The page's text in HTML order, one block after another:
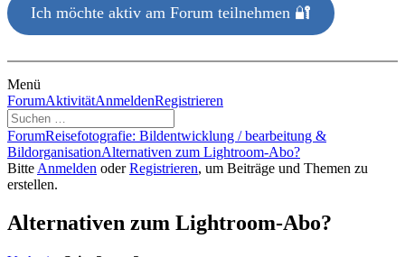
Ich möchte aktiv am Forum teilnehmen 🔐
Menü
Forum-
Navigation
ForumAktivitätAnmeldenRegistrieren
Forum-
Breadcrumbs
-
Du
hier:
ForumReisefotografie: Bildentwicklung / bearbeitung &
BildorganisationAlternativen zum Lightroom-Abo?
Bitte Anmelden oderRegistrieren, um Beiträge und Themen zu
erstellen.
Alternativen zum Lightroom-Abo?